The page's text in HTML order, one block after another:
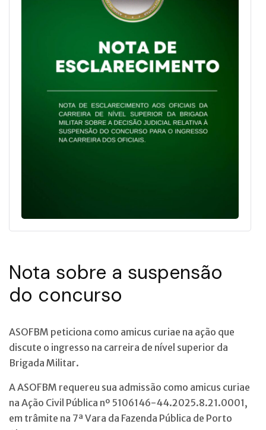
Nota sobre a suspensão
do concurso
ASOFBM peticiona como amicus curiae na ação que
discute o ingresso na carreira de nível superior da
Brigada Militar.
A ASOFBM requereu sua admissão como amicus curiae
na Ação Civil Pública nº 5106146-44.2025.8.21.0001,
em trâmite na 7ª Vara da Fazenda Pública de Porto